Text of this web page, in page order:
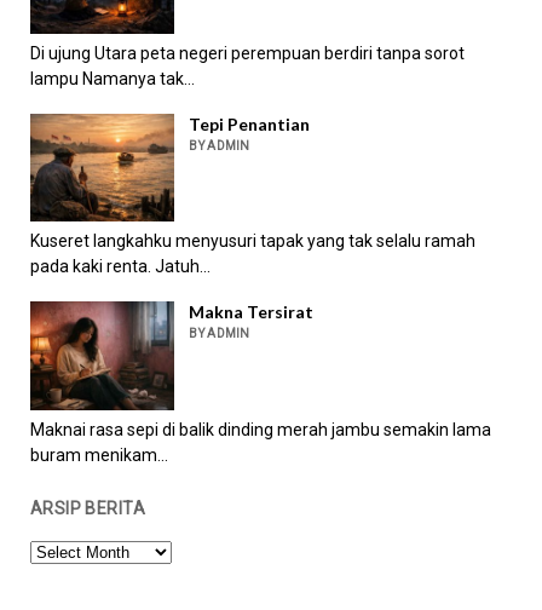
Di ujung Utara peta negeri perempuan berdiri tanpa sorot
lampu Namanya tak...
Tepi Penantian
BY ADMIN
Kuseret langkahku menyusuri tapak yang tak selalu ramah
pada kaki renta. Jatuh...
Makna Tersirat
BY ADMIN
Maknai rasa sepi di balik dinding merah jambu semakin lama
buram menikam...
ARSIP BERITA
ARSIP